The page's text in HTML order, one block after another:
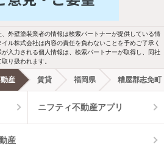
ペット相談
独立洗面台
都市ガス
オートロック
外壁塗装業者の情報は検索パートナーが提供している情
ル株式会社は内容の責任を負わないことを予めご了承く
入力される個人情報は、検索パートナーが取得し、同社
り扱われます。
産 賃貸 福岡県 糟屋郡志免町
ニフティ不動産アプリ
産